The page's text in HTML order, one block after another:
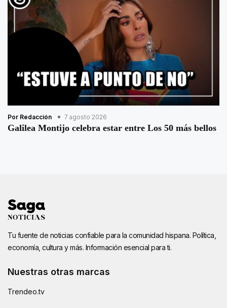
Por Redacción 7 agosto 2026
Galilea Montijo celebra estar entre Los 50 más bellos
Tu fuente de noticias confiable para la comunidad hispana. Política,
economía, cultura y más. Información esencial para ti.
Nuestras otras marcas
Trendeo.tv